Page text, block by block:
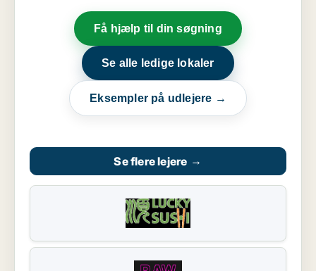
Få hjælp til din søgning
Se alle ledige lokaler
Eksempler på udlejere →
Se flere lejere →